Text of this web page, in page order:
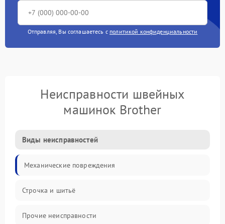
Отправляя, Вы соглашаетесь с политикой конфиденциальности
Неисправности швейных
машинок Brother
Виды неисправностей
Механические повреждения
Строчка и шитьё
Прочие неисправности